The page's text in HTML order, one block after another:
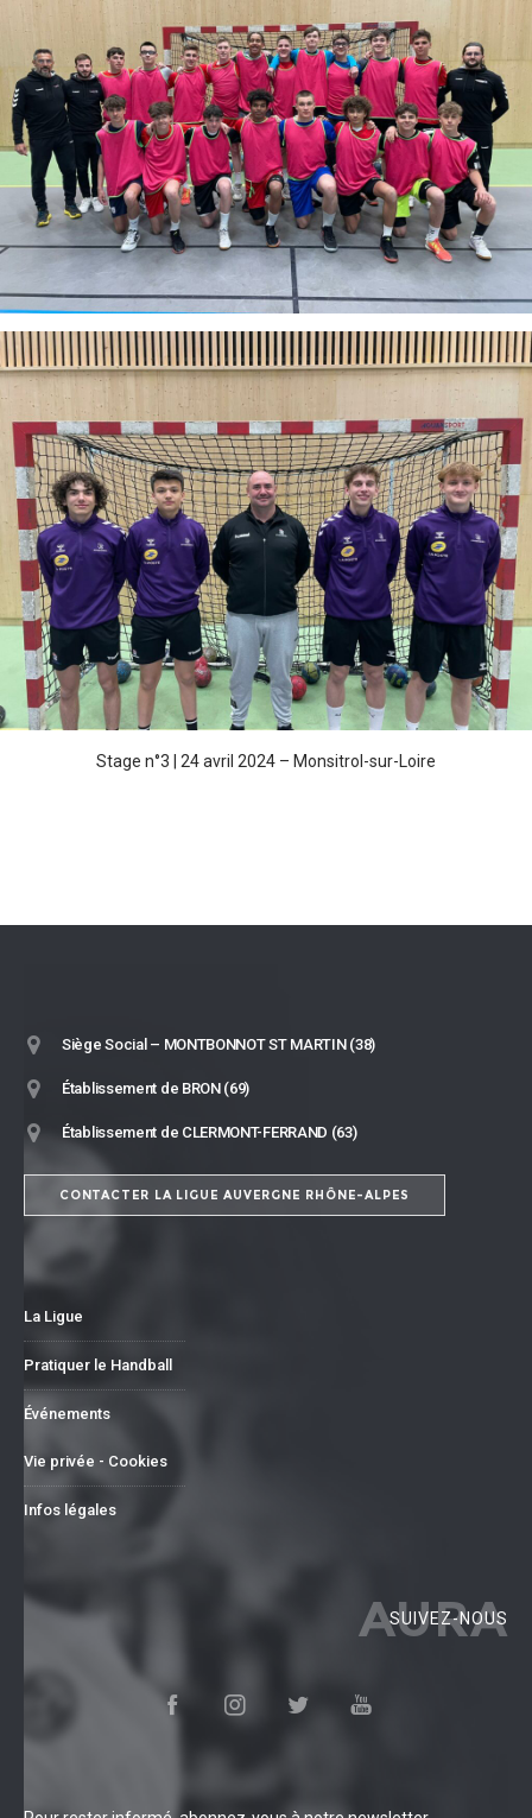
Stage n°3 | 24 avril 2024 – Monsitrol-sur-Loire
Siège Social – MONTBONNOT ST MARTIN (38)
Établissement de BRON (69)
Établissement de CLERMONT-FERRAND (63)
CONTACTER LA LIGUE AUVERGNE RHÔNE-ALPES
La Ligue
Pratiquer le Handball
Événements
Vie privée - Cookies
Infos légales
AURA
SUIVEZ-NOUS